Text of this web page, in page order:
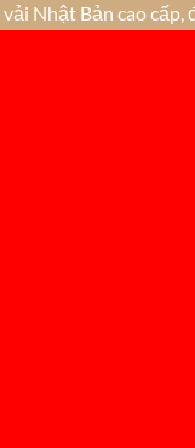
Nhật Bản cao cấp,